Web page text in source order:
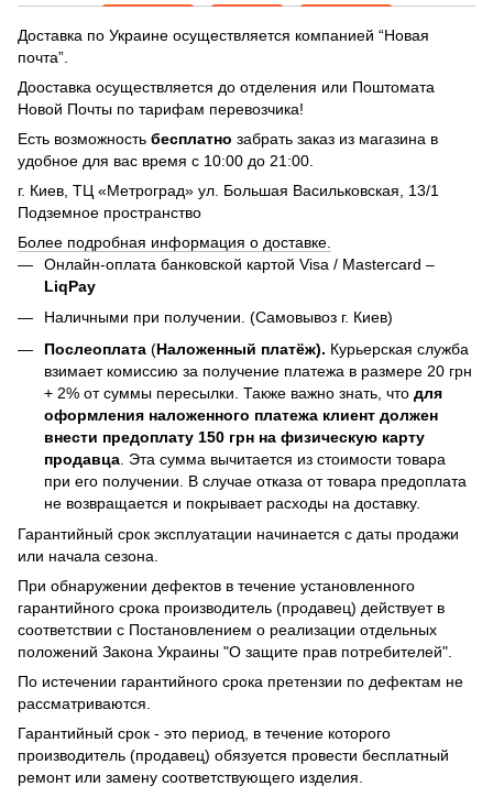
Доставка по Украине осуществляется компанией “Новая
почта”.
Дооставка осуществляется до отделения или Поштомата
Новой Почты по тарифам перевозчика!
Есть возможность бесплатно забрать заказ из магазина в
удобное для вас время с 10:00 до 21:00.
г. Киев, ТЦ «Метроград» ул. Большая Васильковская, 13/1
Подземное пространство
Более подробная информация о доставке.
Онлайн-оплата банковской картой Visa / Mastercard –
LiqPay
Наличными при получении. (Самовывоз г. Киев)
Послеоплата (Наложенный платёж). Курьерская служба
взимает комиссию за получение платежа в размере 20 грн
+ 2% от суммы пересылки. Также важно знать, что для
оформления наложенного платежа клиент должен
внести предоплату 150 грн на физическую карту
продавца . Эта сумма вычитается из стоимости товара
при его получении. В случае отказа от товара предоплата
не возвращается и покрывает расходы на доставку.
Гарантийный срок эксплуатации начинается с даты продажи
или начала сезона.
При обнаружении дефектов в течение установленного
гарантийного срока производитель (продавец) действует в
соответствии с Постановлением о реализации отдельных
положений Закона Украины "О защите прав потребителей".
По истечении гарантийного срока претензии по дефектам не
рассматриваются.
Гарантийный срок - это период, в течение которого
производитель (продавец) обязуется провести бесплатный
ремонт или замену соответствующего изделия.